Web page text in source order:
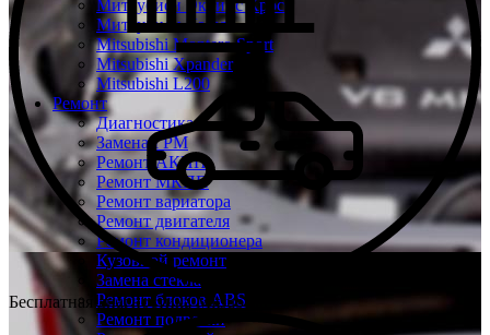
Митсубиси Эклипс Кросс
Митсубиси Кольт
Mitsubishi Montero Sport
Mitsubishi Xpander
Mitsubishi L200
Ремонт
Диагностика
Замена ГРМ
Ремонт АКПП
Ремонт МКПП
Ремонт вариатора
Ремонт двигателя
Ремонт кондиционера
Кузовной ремонт
Замена стекла
Ремонт блоков ABS
Ремонт подвески
Бесплатная диагностика Mitsubishi